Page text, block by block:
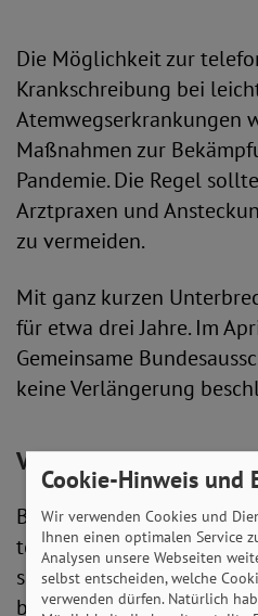
Die Möglichkeit zur
Krankschreibung bei
Atemwegserkrankungen
Maßnahmen zur
Pandemie. Die Regel
Arztpraxen und
zu vermeiden.
Mit ganz kurzen
für etwa drei Jahre. Im
Gemeinsame
keine Verlängerung
Videosprechstunde
Bisher war es möglich,
telefonsicher Befragung
sieben Tage eine
bescheinigen. Diese
Cookie-Hinweis und
Wir verwenden Cookies und
Ihnen einen optimalen Service
Analysen unsere Webseiten
selbst entscheiden, welche
verwenden dürfen. Natürlich